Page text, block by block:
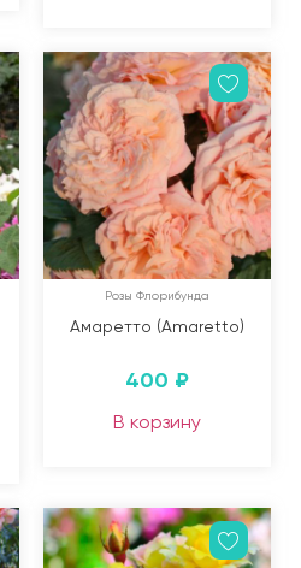
Розы Флорибунда
Амаретто (Amaretto)
400 ₽
В корзину